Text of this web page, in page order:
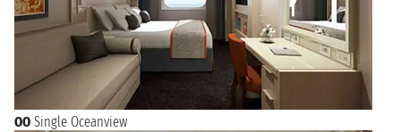
OO Single Oceanview